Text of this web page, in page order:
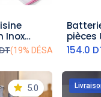
Inox
(19% DÉSACTIVÉ)
pièces
154.0
5.0